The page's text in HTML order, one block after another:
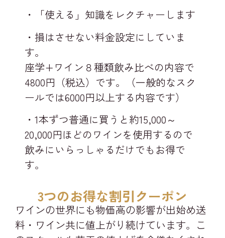
・「使える」知識をレクチャーします
・損はさせない料金設定にしていま
す。
座学+ワイン８種類飲み比べの内容で
4800円（税込）です。（一般的なスク
ールでは6000円以上する内容です）
・1本ずつ普通に買うと約15,000～
20,000円ほどのワインを使用するので
飲みにいらっしゃるだけでもお得で
す。
3つのお得な割引クーポン
ワインの世界にも物価高の影響が出始め送
料・ワイン共に値上がり続けています。こ